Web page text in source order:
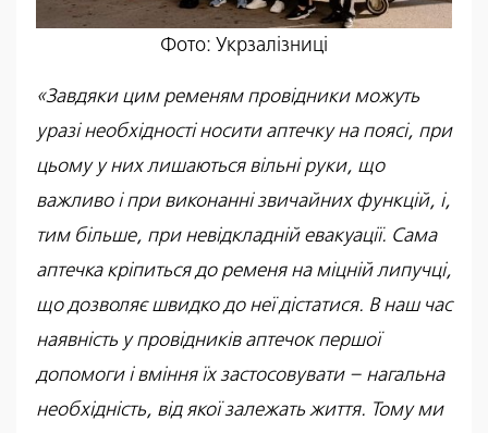
Фото: Укрзалізниці
«Завдяки цим ременям провідники можуть
уразі необхідності носити аптечку на поясі, при
цьому у них лишаються вільні руки, що
важливо і при виконанні звичайних функцій, і,
тим більше, при невідкладній евакуації. Сама
аптечка кріпиться до ременя на міцній липучці,
що дозволяє швидко до неї дістатися. В наш час
наявність у провідників аптечок першої
допомоги і вміння їх застосовувати – нагальна
необхідність, від якої залежать життя. Тому ми